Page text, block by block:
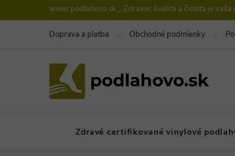
na
www.podlahovo.sk ,, Zdravie, kvalita a čistota je vaša
Doprava a platba Obchodné podmienky
Zdravé certifikované vinylové